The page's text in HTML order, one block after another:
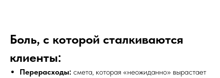
Боль, с которой сталкиваются
клиенты:
Перерасходы: смета, которая «неожиданно» вырастает